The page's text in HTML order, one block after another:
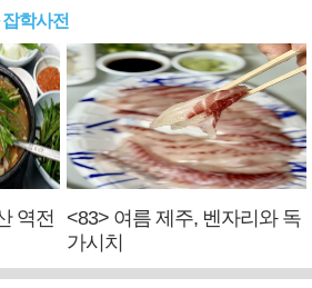
학사전
역전
<83> 여름 제주, 벤자리와 독
가시치